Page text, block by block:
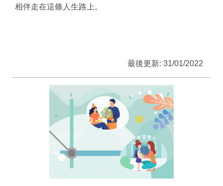
相伴走在這條人生路上。
最後更新: 31/01/2022